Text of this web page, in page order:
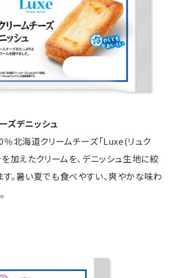
ズデニッシュ
北海道クリームチーズ「Luxe(リュク
加えたクリームを、デニッシュ生地に絞
す。暑い夏でも食べやすい、爽やかな味わ